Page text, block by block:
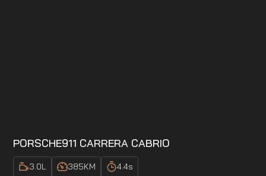
PORSCHE911 CARRERA CABRIO
3.0L 385KM 4.4s